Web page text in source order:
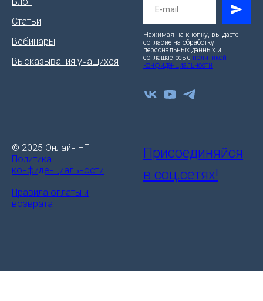
Статьи
Вебинары
Высказывания учащихся
Нажимая на кнопку, вы даете
согласие на обработку
персональных данных и
соглашаетесь c политикой
конфиденциальности
© 2025 Онлайн НП
Политика
конфиденциальности
Правила оплаты и
возврата
Присоединяйся
в соц.сетях!